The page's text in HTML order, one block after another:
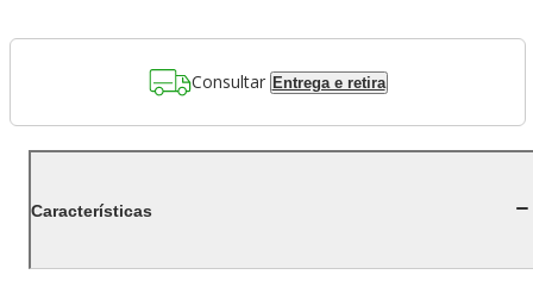
Consultar Entrega e retira
Características